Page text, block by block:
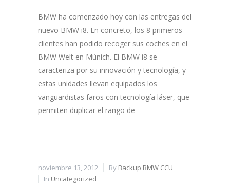
BMW ha comenzado hoy con las entregas del
nuevo BMW i8. En concreto, los 8 primeros
clientes han podido recoger sus coches en el
BMW Welt en Múnich. El BMW i8 se
caracteriza por su innovación y tecnología, y
estas unidades llevan equipados los
vanguardistas faros con tecnología láser, que
permiten duplicar el rango de
noviembre 13, 2012 By Backup BMW CCU
In Uncategorized